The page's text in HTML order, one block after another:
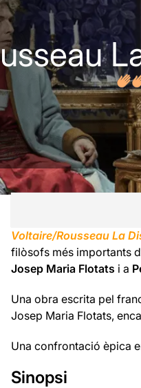
Voltaire/Rousseau La
filòsofs més importants
Josep Maria Flotats i a
Una obra escrita pel
Josep Maria Flotats,
Una confrontació èpica
Sinopsi